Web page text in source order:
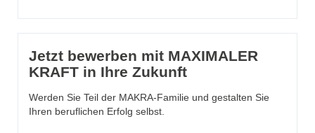
Jetzt bewerben mit MAXIMALER
KRAFT in Ihre Zukunft
Werden Sie Teil der MAKRA-Familie und gestalten Sie
Ihren beruflichen Erfolg selbst.